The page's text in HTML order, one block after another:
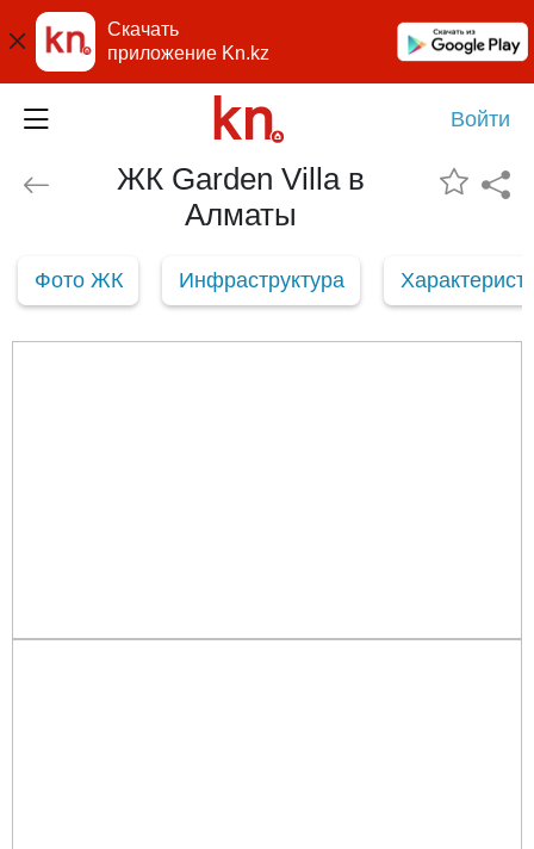
Скачать
приложение Kn.kz
Войти
ЖК Garden Villa в
Алматы
Фото ЖК Инфраструктура